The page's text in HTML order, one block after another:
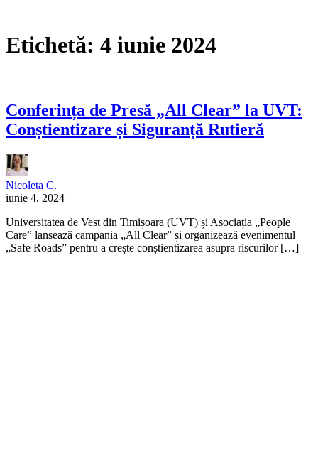
Etichetă: 4 iunie 2024
Conferința de Presă „All Clear” la UVT:
Conștientizare și Siguranță Rutieră
Nicoleta C.
iunie 4, 2024
Universitatea de Vest din Timișoara (UVT) și Asociația „People
Care” lansează campania „All Clear” și organizează evenimentul
„Safe Roads” pentru a crește conștientizarea asupra riscurilor […]